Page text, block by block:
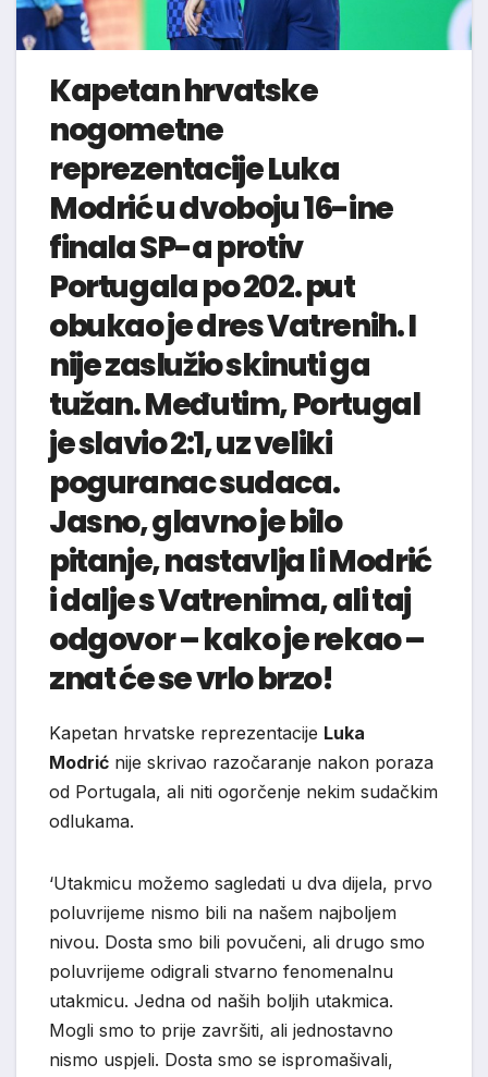
Kapetan hrvatske
nogometne
reprezentacije Luka
Modrić u dvoboju 16-ine
finala SP-a protiv
Portugala po 202. put
obukao je dres Vatrenih. I
nije zaslužio skinuti ga
tužan. Međutim, Portugal
je slavio 2:1, uz veliki
poguranac sudaca.
Jasno, glavno je bilo
pitanje, nastavlja li Modrić
i dalje s Vatrenima, ali taj
odgovor – kako je rekao –
znat će se vrlo brzo!
Kapetan hrvatske reprezentacije Luka
Modrić nije skrivao razočaranje nakon poraza
od Portugala, ali niti ogorčenje nekim sudačkim
odlukama.
‘Utakmicu možemo sagledati u dva dijela, prvo
poluvrijeme nismo bili na našem najboljem
nivou. Dosta smo bili povučeni, ali drugo smo
poluvrijeme odigrali stvarno fenomenalnu
utakmicu. Jedna od naših boljih utakmica.
Mogli smo to prije završiti, ali jednostavno
nismo uspjeli. Dosta smo se ispromašivali,